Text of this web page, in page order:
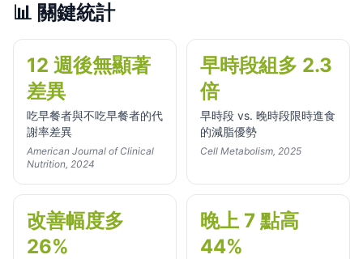
📊 關鍵統計
12 週後無顯著
差異
吃早餐者與不吃早餐者的代
謝率差異
American Journal of Clinical
Nutrition, 2024
早時段組多 2.3
倍
早時段 vs. 晚時段限時進食
的減脂優勢
Cell Metabolism, 2025
改善幅度多
26%
晚上 7 點高
44%